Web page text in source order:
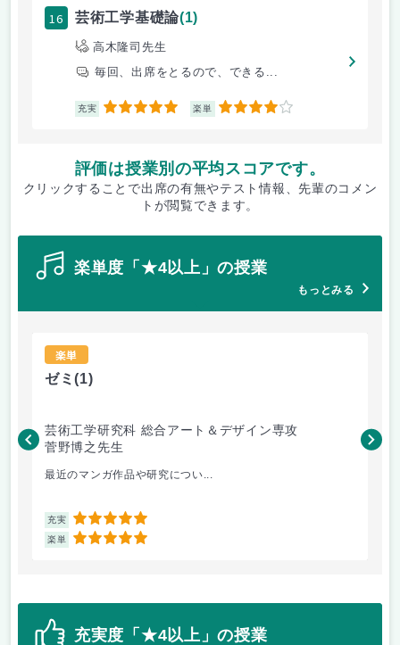
16 芸術工学基礎論(1)
高木隆司先生
毎回、出席をとるので、できる...
充実 5 楽単 4
評価は授業別の平均スコアです。
クリックすることで出席の有無やテスト情報、先輩のコメン
トが閲覧できます。
楽単度「★4以上」の授業
もっとみる
楽単
ゼミ(1)
芸術工学研究科 総合アート＆デザイン専攻
菅野博之先生
最近のマンガ作品や研究につい...
充実 5
楽単 5
榮
充実度「★4以上」の授業